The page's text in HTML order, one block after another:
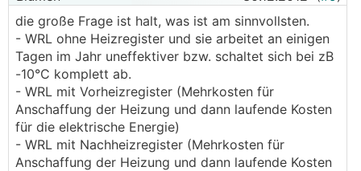
die große Frage ist halt, was ist am sinnvollsten.
- WRL ohne Heizregister und sie arbeitet an einigen
Tagen im Jahr uneffektiver bzw. schaltet sich bei zB
-10°C komplett ab.
- WRL mit Vorheizregister (Mehrkosten für
Anschaffung der Heizung und dann laufende Kosten
für die elektrische Energie)
- WRL mit Nachheizregister (Mehrkosten für
Anschaffung der Heizung und dann laufende Kosten